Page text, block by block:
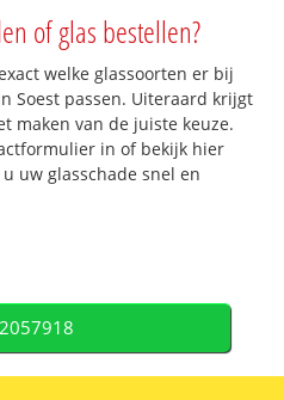
of glas bestellen?
welke glassoorten er bij
Soest passen. Uiteraard krijgt
maken van de juiste keuze.
in of bekijk hier
uw glasschade snel en